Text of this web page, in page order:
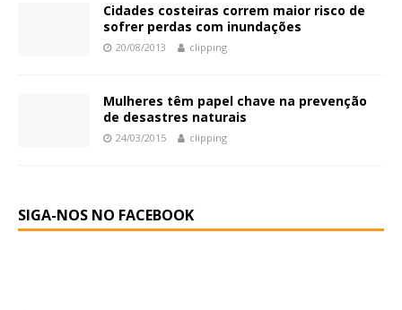
Cidades costeiras correm maior risco de
sofrer perdas com inundações
20/08/2013 clipping
Mulheres têm papel chave na prevenção
de desastres naturais
24/03/2015 clipping
SIGA-NOS NO FACEBOOK